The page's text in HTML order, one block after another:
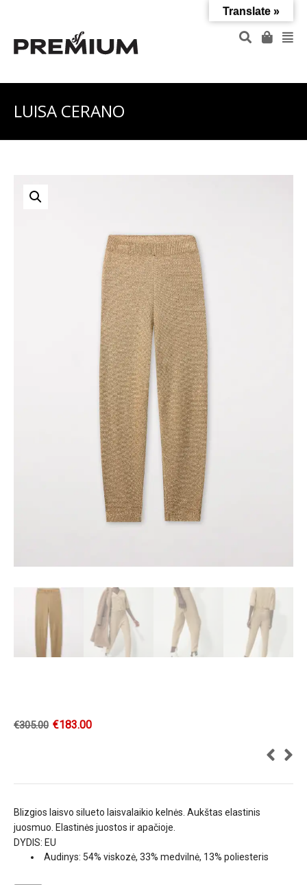
LUISA CERANO
€305.00 €183.00
Blizgios laisvo silueto laisvalaikio kelnės. Aukštas elastinis
juosmuo. Elastinės juostos ir apačioje.
DYDIS: EU
Audinys: 54% viskozė, 33% medvilnė, 13% poliesteris
Translate »